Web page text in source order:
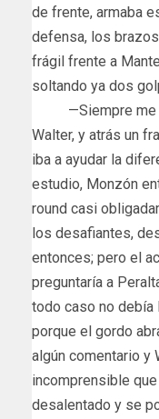
de frente, armaba
defensa, los
frágil frente a
soltando ya dos
—Siempre me
Walter, y atrás un
iba a ayudar la
estudio, Monzón
round casi
los desafiantes,
entonces; pero el
preguntaría a
todo caso no debía
porque el gordo
algún comentario y
incomprensible
desalentado y se